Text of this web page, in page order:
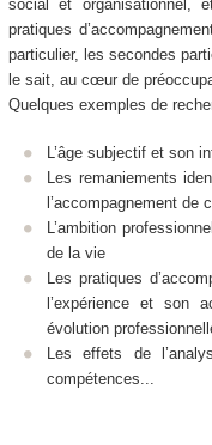
social et organisationnel,
pratiques
particulier, les secondes
le sait, au cœur de
Quelques exemples de
L’âge subjectif et son
Les remaniements
l’accompagnement de
L’ambition
de la vie
Les pratiques
l’expérience et son
évolution
Les effets de
compétences...